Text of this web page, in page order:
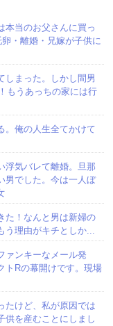
本当のお父さんに買っ
・離婚・兄嫁が子供に
しまった。しかし間男
もうあっちの家には行
。俺の人生全てかけて
浮気バレて離婚。旦那
男でした。今は一人ぼ
た！なんと男は新婦の
う理由がキチとしか...
ァンキーなメール発
トRの幕開けです。現場
たけど、私が原因では
供を産むことにしまし